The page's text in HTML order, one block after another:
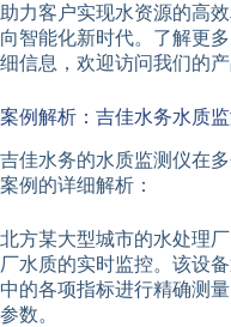
助力客户实现水资源的高
向智能化新时代。了解更
细信息，欢迎访问我们的
案例解析：吉佳水务水质
吉佳水务的水质监测仪在
案例的详细解析：
北方某大型城市的水处理
厂水质的实时监控。该设
中的各项指标进行精确测
参数。